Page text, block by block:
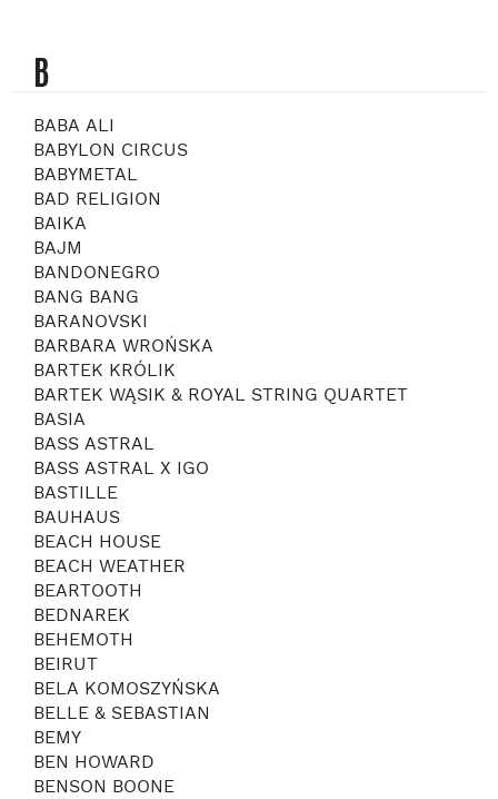
B
BABA ALI
BABYLON CIRCUS
BABYMETAL
BAD RELIGION
BAIKA
BAJM
BANDONEGRO
BANG BANG
BARANOVSKI
BARBARA WROŃSKA
BARTEK KRÓLIK
BARTEK WĄSIK & ROYAL STRING QUARTET
BASIA
BASS ASTRAL
BASS ASTRAL X IGO
BASTILLE
BAUHAUS
BEACH HOUSE
BEACH WEATHER
BEARTOOTH
BEDNAREK
BEHEMOTH
BEIRUT
BELA KOMOSZYŃSKA
BELLE & SEBASTIAN
BEMY
BEN HOWARD
BENSON BOONE